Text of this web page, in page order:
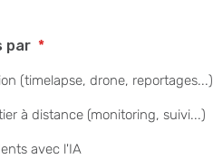
par *
(timelapse, drone, reportages...)
à distance (monitoring, suivi...)
avec l'IA